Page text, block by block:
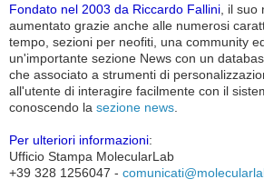
Fondato nel 2003 da Riccardo Fallini , il
aumentato grazie anche alle numerosi
tempo, sezioni per neofiti, una community
un'importante sezione News con un
che associato a strumenti di
all'utente di interagire facilmente con il
conoscendo la sezione news
Per ulteriori informazioni:
Ufficio Stampa MolecularLab
+39 328 1256047 -